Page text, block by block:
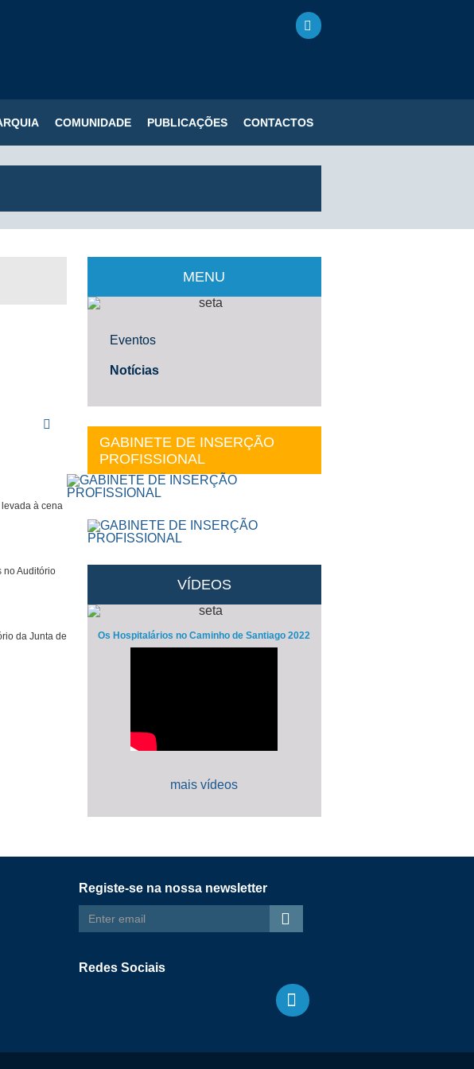
COMUNIDADE PUBLICAÇÕES CONTACTOS
à cena
no Auditório
da Junta de
MENU
Eventos
Notícias
GABINETE DE INSERÇÃO
PROFISSIONAL
VÍDEOS
Os Hospitalários no Caminho de Santiago 2022
mais vídeos
Registe-se na nossa newsletter
address
Redes Sociais